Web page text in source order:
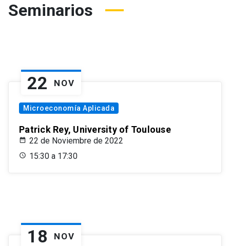
Seminarios
22 NOV
Microeconomía Aplicada
Patrick Rey, University of Toulouse
22 de Noviembre de 2022
15:30 a 17:30
18 NOV